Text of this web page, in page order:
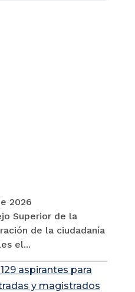
2026
Superior de la
de la ciudadanía
el...
aspirantes para
y magistrados